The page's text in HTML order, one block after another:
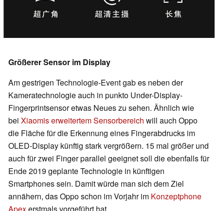
Größerer Sensor im Display
Am gestrigen Technologie-Event gab es neben der
Kameratechnologie auch in punkto Under-Display-
Fingerprintsensor etwas Neues zu sehen. Ähnlich wie
bei Xiaomis erweitertem Sensorbereich will auch Oppo
die Fläche für die Erkennung eines Fingerabdrucks im
OLED-Display künftig stark vergrößern. 15 mal größer und
auch für zwei Finger parallel geeignet soll die ebenfalls für
Ende 2019 geplante Technologie in künftigen
Smartphones sein. Damit würde man sich dem Ziel
annähern, das Oppo schon im Vorjahr im Konzeptphone
Apexerstmals vorgeführt hat.